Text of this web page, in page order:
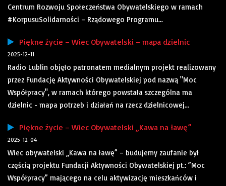
Centrum Rozwoju Społeczeństwa Obywatelskiego w ramach
#KorpusuSolidarności – Rządowego Programu...
Piękne życie – Wiec Obywatelski – mapa dzielnic
2025-12-11
Radio Lublin objęło patronatem medialnym projekt realizowany
przez Fundację Aktywności Obywatelskiej pod nazwą "Moc
Współpracy", w ramach którego powstała szczególna ma
dzielnic - mapa potrzeb i działań na rzecz dzielnicowej...
Piękne życie – Wiec Obywatelski „Kawa na ławę”
2025-12-04
Wiec obywatelski „Kawa na ławę” – budujemy zaufanie był
częścią projektu Fundacji Aktywności Obywatelskiej pt.: ”Moc
Współpracy” mającego na celu aktywizację mieszkańców i